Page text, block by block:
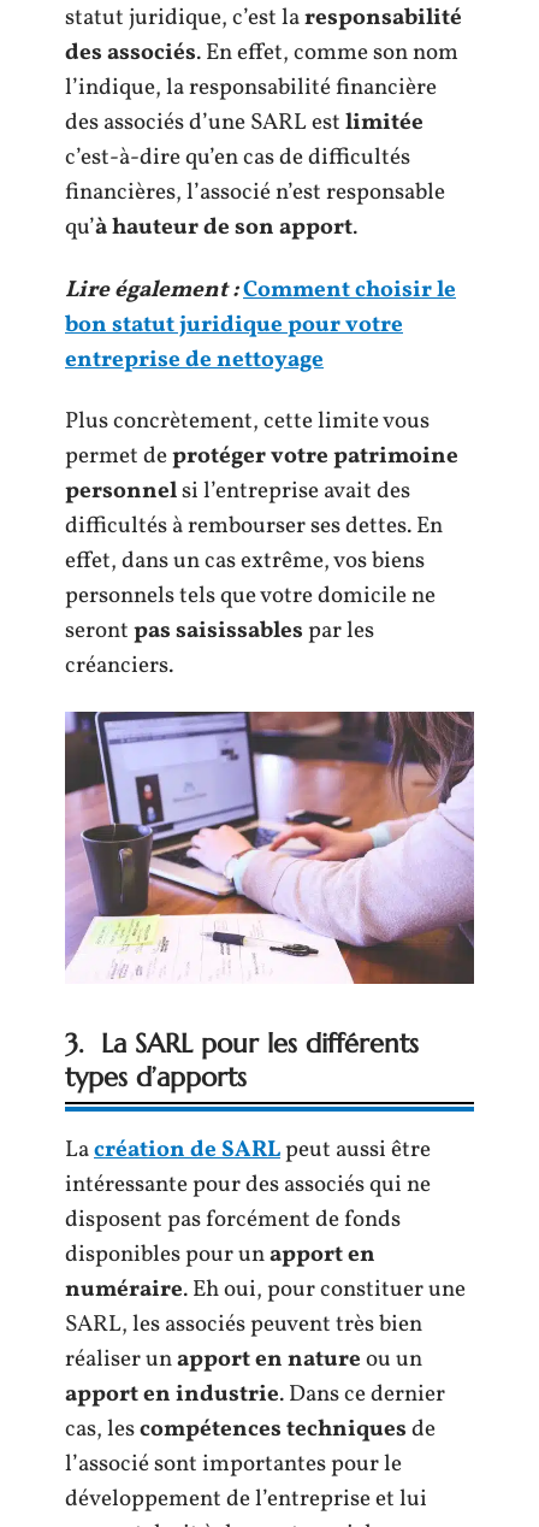
statut juridique, c’est laresponsabilité
des associés. En effet, comme son nom
l’indique, la responsabilité financière
des associés d’une SARL estlimitée
c’est-à-dire qu’en cas de difficultés
financières, l’associé n’est responsable
qu’à hauteur de son apport.
Lire également :Comment choisir le
bon statut juridique pour votre
entreprise de nettoyage
Plus concrètement, cette limite vous
permet deprotéger votre patrimoine
personnelsi l’entreprise avait des
difficultés à rembourser ses dettes. En
effet, dans un cas extrême, vos biens
personnels tels que votre domicile ne
serontpas saisissablespar les
créanciers.
3. La SARL pour les différents
types d’apports
Lacréation de SARLpeut aussi être
intéressante pour des associés qui ne
disposent pas forcément de fonds
disponibles pour unapport en
numéraire. Eh oui, pour constituer une
SARL, les associés peuvent très bien
réaliser unapport en natureou un
apport en industrie. Dans ce dernier
cas, lescompétences techniquesde
l’associé sont importantes pour le
développement de l’entreprise et lui